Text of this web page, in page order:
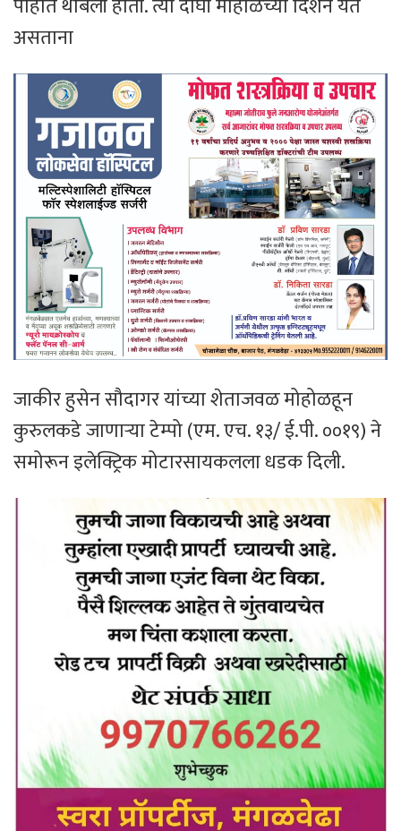
पाहात थांबली होती. त्या दोघी मोहोळच्या दिशेने येत
असताना
जाकीर हुसेन सौदागर यांच्या शेताजवळ मोहोळहून
कुरुलकडे जाणाऱ्या टेम्पो (एम. एच. १३/ ई.पी. ००१९) ने
समोरून इलेक्ट्रिक मोटारसायकलला धडक दिली.